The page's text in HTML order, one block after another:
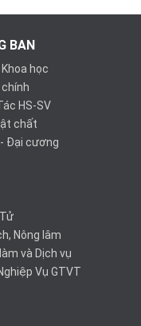
BAN
học
chính
HS-SV
chất
Đại cương
Nông lâm
và Dịch vụ
Vụ GTVT